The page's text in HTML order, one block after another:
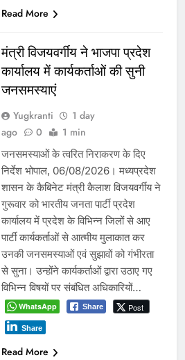
Read More
मंत्री विजयवर्गीय ने भाजपा प्रदेश
कार्यालय में कार्यकर्ताओं की सुनी
जनसमस्याएं
Yugkranti
1 day
ago
0 1 min
जनसमस्याओं के त्वरित निराकरण के दिए
निर्देश भोपाल, 06/08/2026। मध्यप्रदेश
शासन के कैबिनेट मंत्री कैलाश विजयवर्गीय ने
गुरूवार को भारतीय जनता पार्टी प्रदेश
कार्यालय में प्रदेश के विभिन्न जिलों से आए
पार्टी कार्यकर्ताओं से आत्मीय मुलाकात कर
उनकी जनसमस्याओं एवं सुझावों को गंभीरता
से सुना। उन्होंने कार्यकर्ताओं द्वारा उठाए गए
विभिन्न विषयों पर संबंधित अधिकारियों…
WhatsApp Share Post
Share
Read More